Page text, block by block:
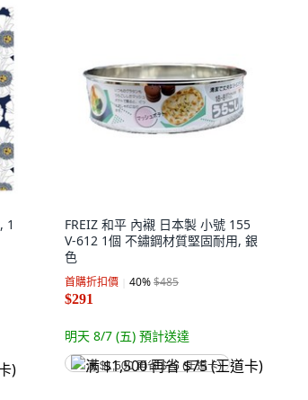
1
FREIZ 和平 內襯 日本製 小號 155
V-612 1個 不鏽鋼材質堅固耐用, 銀
色
首購折扣價 40%$485
$291
明天 8/7 (五) 預計送達
满 $1,500 再省 $75 (王道卡)